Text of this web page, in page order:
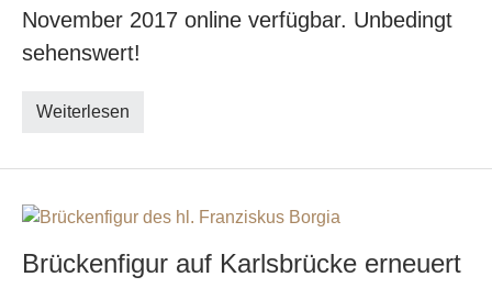
November 2017 online verfügbar. Unbedingt
sehenswert!
Weiterlesen
Brückenfigur auf Karlsbrücke erneuert